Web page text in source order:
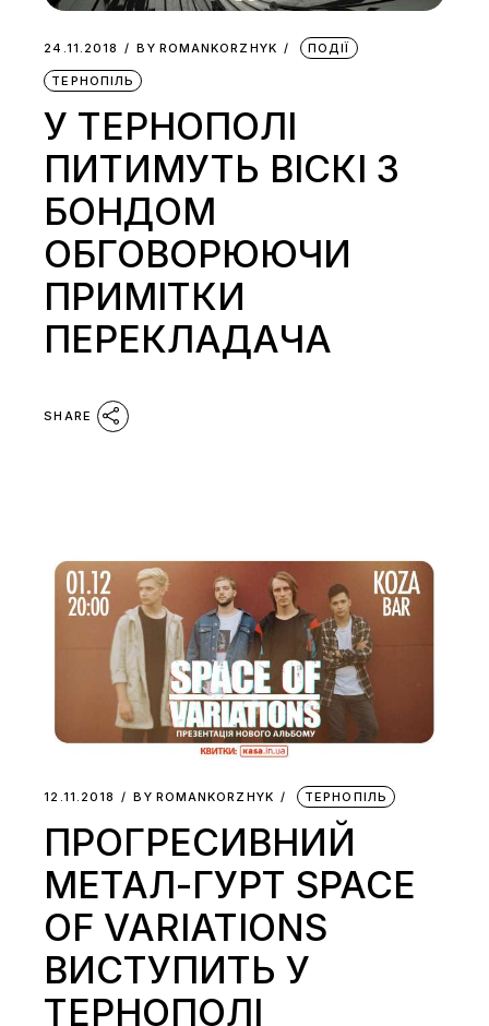
24.11.2018 BY ROMANKORZHYK ПОДІЇ
ТЕРНОПІЛЬ
У ТЕРНОПОЛІ
ПИТИМУТЬ ВІСКІ З
БОНДОМ
ОБГОВОРЮЮЧИ
ПРИМІТКИ
ПЕРЕКЛАДАЧА
SHARE
12.11.2018 BY ROMANKORZHYK ТЕРНОПІЛЬ
ПРОГРЕСИВНИЙ
МЕТАЛ-ГУРТ SPACE
OF VARIATIONS
ВИСТУПИТЬ У
ТЕРНОПОЛІ